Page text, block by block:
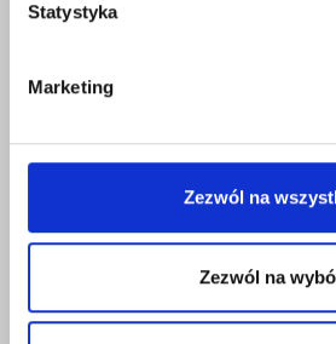
Statystyka
Marketing
Zezwól na
Zezwól na
(Authenticator) albo klucze
są lepsze niż nic, ale warto
telefonu).
Najczęstszy błąd ludzi? Włączenie
koncie, a pominięcie
A przecież to właśnie e-mail jest